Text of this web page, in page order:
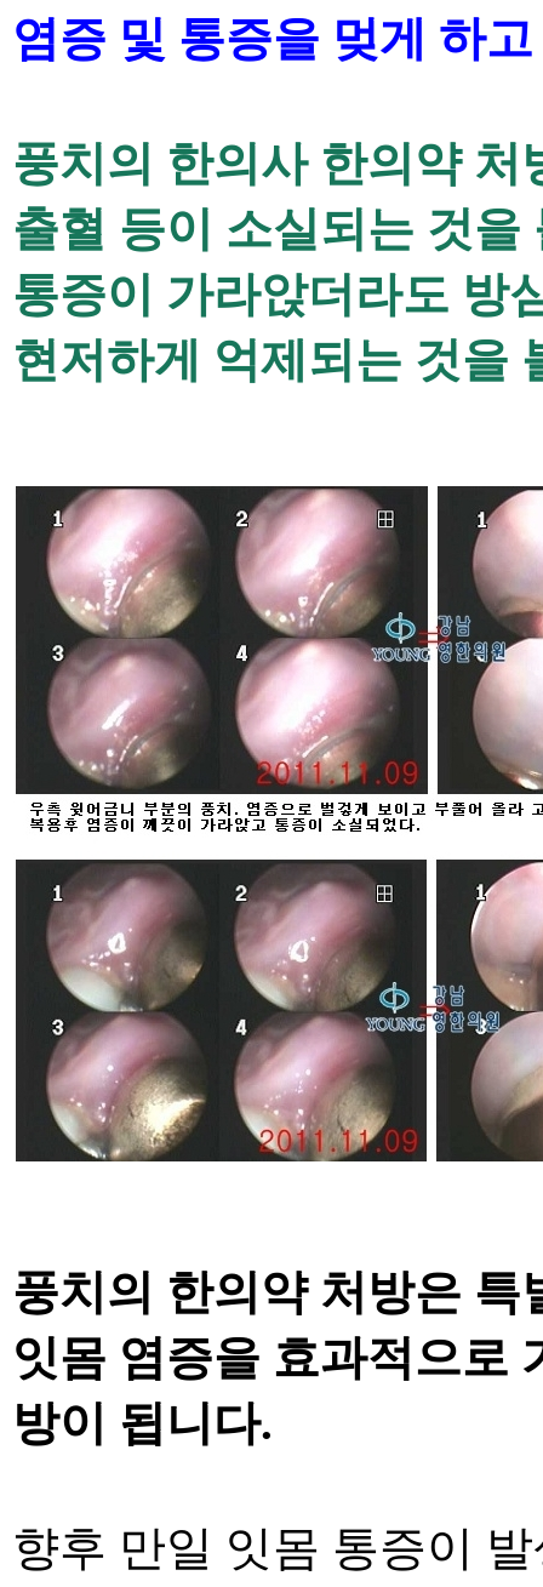
염증 및 통증을 멎게 하
풍치의 한의사 한의약
출혈 등이 소실되는 것을
통증이 가라앉더라도 방
현저하게 억제되는 것을
풍치의 한의약 처방은
잇몸 염증을 효과적으로
방이 됩니다.
향후 만일 잇몸 통증이